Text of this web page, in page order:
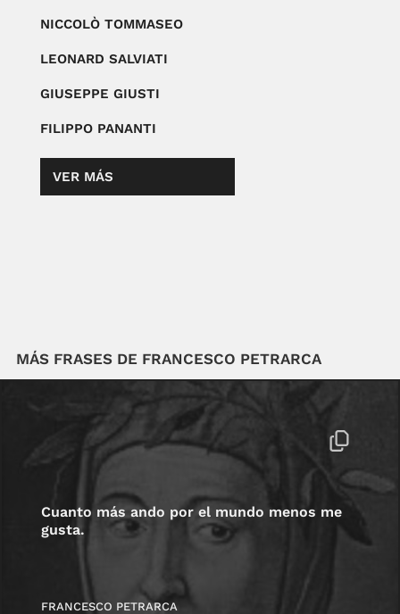
NICCOLÒ TOMMASEO
LEONARD SALVIATI
GIUSEPPE GIUSTI
FILIPPO PANANTI
VER MÁS
MÁS FRASES DE FRANCESCO PETRARCA
Cuanto más ando por el mundo menos me
gusta.
FRANCESCO PETRARCA